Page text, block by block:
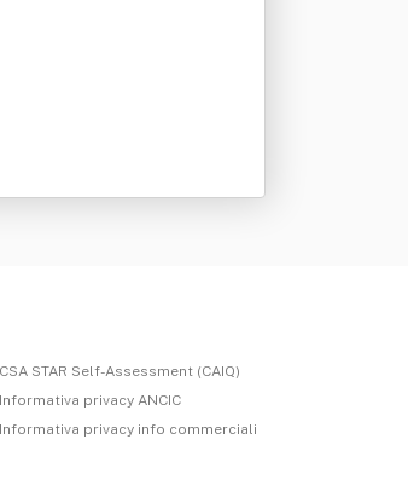
CSA STAR Self-Assessment (CAIQ)
Informativa privacy ANCIC
Informativa privacy info commerciali